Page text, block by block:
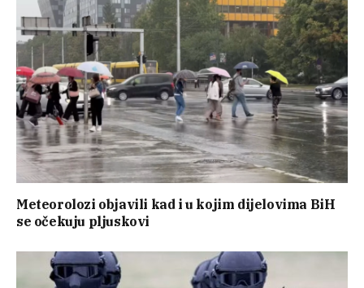
Meteorolozi objavili kad i u kojim dijelovima BiH
se očekuju pljuskovi